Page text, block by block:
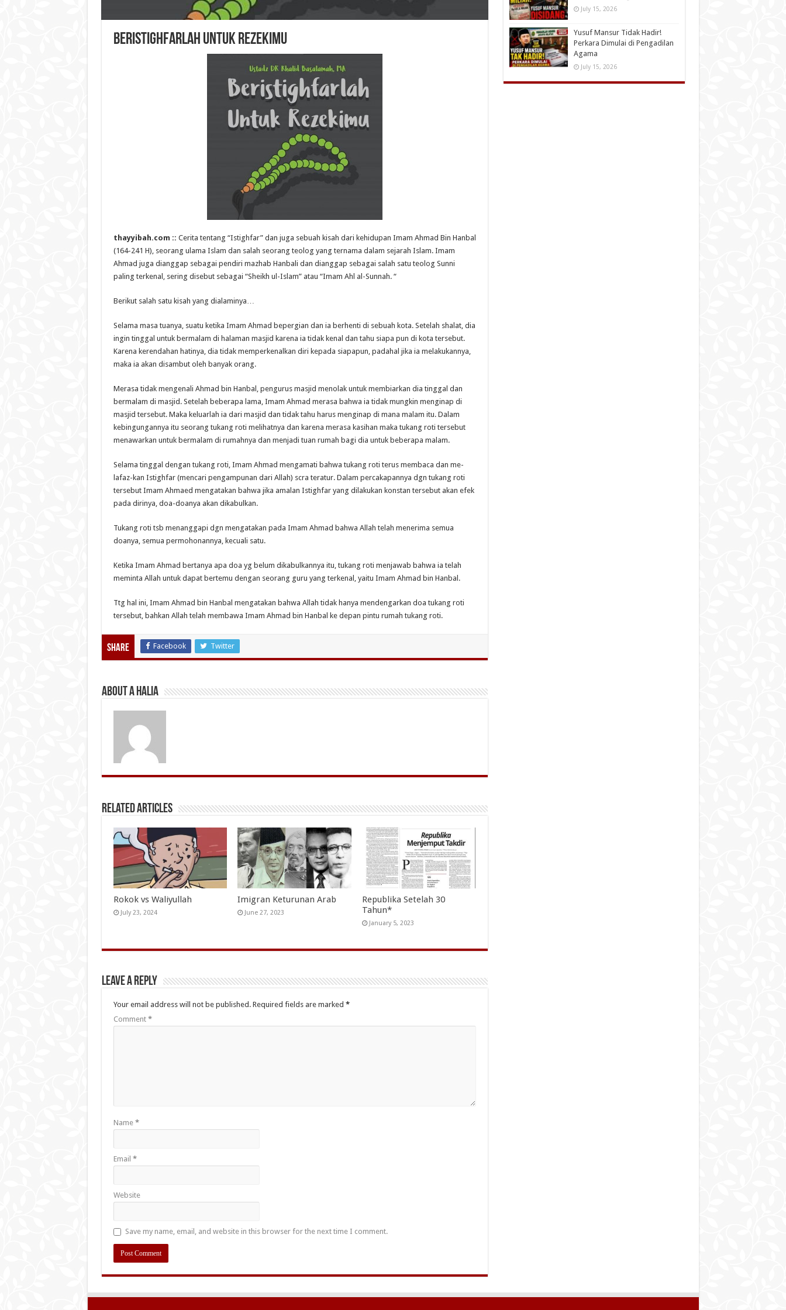
BERISTIGHFARLAH UNTUK REZEKIMU
thayyibah.com :: Cerita tentang “Istighfar” dan juga sebuah kisah dari kehidupan Imam Ahmad Bin Hanbal
(164-241 H), seorang ulama Islam dan salah seorang teolog yang ternama dalam sejarah Islam. Imam
Ahmad juga dianggap sebagai pendiri mazhab Hanbali dan dianggap sebagai salah satu teolog Sunni
paling terkenal, sering disebut sebagai “Sheikh ul-Islam” atau “Imam Ahl al-Sunnah. “
Berikut salah satu kisah yang dialaminya…
Selama masa tuanya, suatu ketika Imam Ahmad bepergian dan ia berhenti di sebuah kota. Setelah shalat, dia
ingin tinggal untuk bermalam di halaman masjid karena ia tidak kenal dan tahu siapa pun di kota tersebut.
Karena kerendahan hatinya, dia tidak memperkenalkan diri kepada siapapun, padahal jika ia melakukannya,
maka ia akan disambut oleh banyak orang.
Merasa tidak mengenali Ahmad bin Hanbal, pengurus masjid menolak untuk membiarkan dia tinggal dan
bermalam di masjid. Setelah beberapa lama, Imam Ahmad merasa bahwa ia tidak mungkin menginap di
masjid tersebut. Maka keluarlah ia dari masjid dan tidak tahu harus menginap di mana malam itu. Dalam
kebingungannya itu seorang tukang roti melihatnya dan karena merasa kasihan maka tukang roti tersebut
menawarkan untuk bermalam di rumahnya dan menjadi tuan rumah bagi dia untuk beberapa malam.
Selama tinggal dengan tukang roti, Imam Ahmad mengamati bahwa tukang roti terus membaca dan me-
lafaz-kan Istighfar (mencari pengampunan dari Allah) scra teratur. Dalam percakapannya dgn tukang roti
tersebut Imam Ahmaed mengatakan bahwa jika amalan Istighfar yang dilakukan konstan tersebut akan efek
pada dirinya, doa-doanya akan dikabulkan.
Tukang roti tsb menanggapi dgn mengatakan pada Imam Ahmad bahwa Allah telah menerima semua
doanya, semua permohonannya, kecuali satu.
Ketika Imam Ahmad bertanya apa doa yg belum dikabulkannya itu, tukang roti menjawab bahwa ia telah
meminta Allah untuk dapat bertemu dengan seorang guru yang terkenal, yaitu Imam Ahmad bin Hanbal.
Ttg hal ini, Imam Ahmad bin Hanbal mengatakan bahwa Allah tidak hanya mendengarkan doa tukang roti
tersebut, bahkan Allah telah membawa Imam Ahmad bin Hanbal ke depan pintu rumah tukang roti.
Share Facebook Twitter
About A Halia
Related Articles
Rokok vs Waliyullah
July 23, 2024
Imigran Keturunan Arab
June 27, 2023
Republika Setelah 30
Tahun*
January 5, 2023
Leave a Reply
Your email address will not be published. Required fields are marked *
Comment *
Name *
Email *
Website
Save my name, email, and website in this browser for the next time I comment.
July 15, 2026
Yusuf Mansur Tidak Hadir!
Perkara Dimulai di Pengadilan
Agama
July 15, 2026